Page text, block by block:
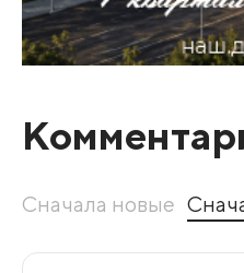
Сначала новые